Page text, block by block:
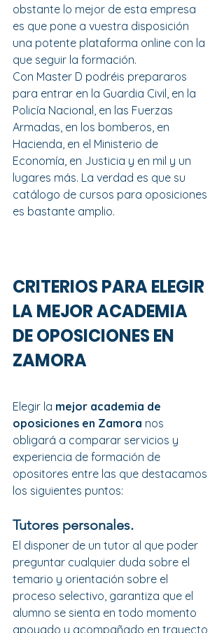
obstante lo mejor de esta empresa
es que pone a vuestra disposición
una potente plataforma online con la
que seguir la formación.
Con Master D podréis prepararos
para entrar en la Guardia Civil, en la
Policía Nacional, en las Fuerzas
Armadas, en los bomberos, en
Hacienda, en el Ministerio de
Economía, en Justicia y en mil y un
lugares más. La verdad es que su
catálogo de cursos para oposiciones
es bastante amplio.
CRITERIOS PARA ELEGIR
LA MEJOR ACADEMIA
DE OPOSICIONES EN
ZAMORA
Elegir la mejor academia de
oposiciones en Zamora nos
obligará a comparar servicios y
experiencia de formación de
opositores entre las que destacamos
los siguientes puntos:
Tutores personales.
El disponer de un tutor al que poder
preguntar cualquier duda sobre el
temario y orientación sobre el
proceso selectivo, garantiza que el
alumno se sienta en todo momento
apoyado y acompañado en trayecto